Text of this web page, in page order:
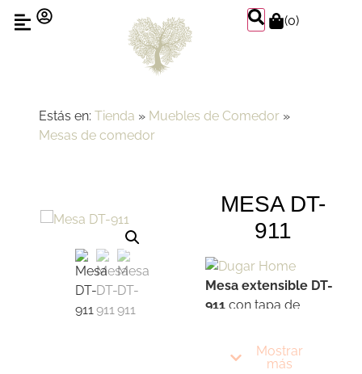
(0)
Estás en: Tienda » Muebles de Comedor »
Mesas de comedor
MESA DT-
911
Mesa extensible DT-
911con tapa de
patas cónicas que le
aportan un diseño
Mostrar
más